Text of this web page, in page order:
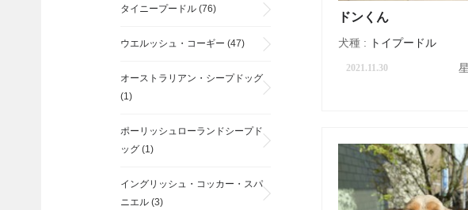
ドンくん
犬種 : トイプードル
2021.11.30
タイニープードル (76)
ウエルッシュ・コーギー (47)
オーストラリアン・シープドッグ
(1)
ポーリッシュローランドシープド
ッグ (1)
イングリッシュ・コッカー・スパ
ニエル (3)